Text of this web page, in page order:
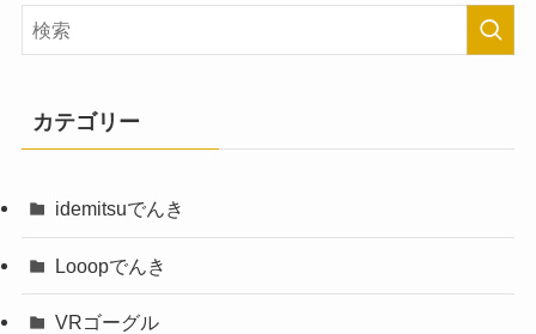
カテゴリー
idemitsuでんき
Looopでんき
VRゴーグル